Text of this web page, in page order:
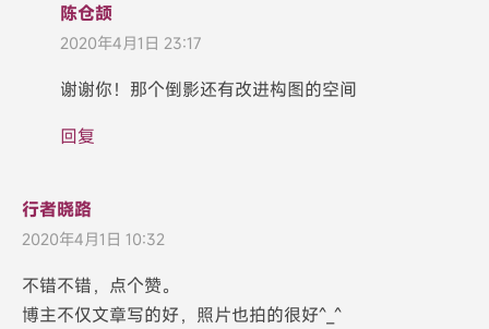
陈仓颉
2020年4月1日 23:17
谢谢你！那个倒影还有改进构图的空间
回复
行者晓路
2020年4月1日 10:32
不错不错，点个赞。
博主不仅文章写的好，照片也拍的很好^_^